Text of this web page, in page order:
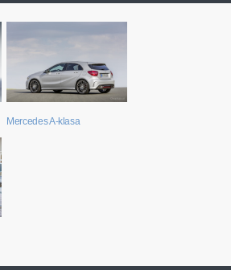
Mercedes A-klasa